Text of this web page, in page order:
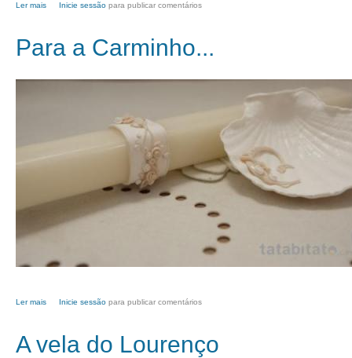
Ler mais acerca de Exclusivo para princesas
Inicie sessão para publicar comentários
Para a Carminho...
Ler mais acerca de Para a Carminho...
Inicie sessão para publicar comentários
A vela do Lourenço